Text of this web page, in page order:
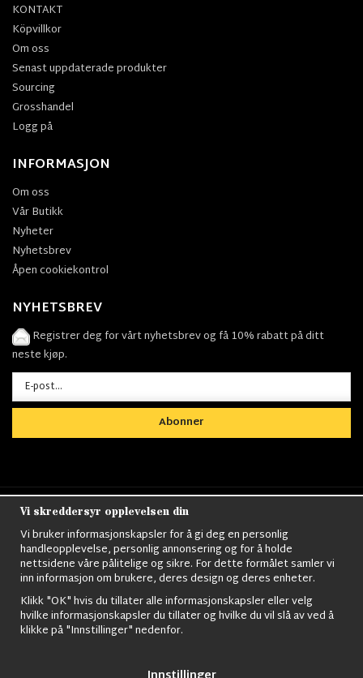
KONTAKT
Köpvillkor
Om oss
Senast uppdaterade produkter
Sourcing
Grosshandel
Logg på
INFORMASJON
Om oss
Vår Butikk
Nyheter
Nyhetsbrev
Åpen cookiekontrol
NYHETSBREV
Registrer deg for vårt nyhetsbrev og få 10% rabatt på ditt
neste kjøp.
Abonner
Nordens största utbud av
kläder,Militärtöverskott, Militärutrustning, Ordningsvakt
utrustning,väktarkläder,Militärbyxor,Militärjackor,M65
Jackor,Bomberjackor,Militärkängor,Militära Ryggsäckar,Vintage Army
kläder,Sjömanskläder,Paracord,Gasmask,Ghillie
Militärknivar Knivhandskar Natotröjor
Vi skreddersyr opplevelsen din
Vi bruker informasjonskapsler for å gi deg en personlig
handleopplevelse, personlig annonsering og for å holde
nettsidene våre pålitelige og sikre. For dette formålet samler vi
inn informasjon om brukere, deres design og deres enheter.
Klikk "OK" hvis du tillater alle informasjonskapsler eller velg
hvilke informasjonskapsler du tillater og hvilke du vil slå av ved å
klikke på "Innstillinger" nedenfor.